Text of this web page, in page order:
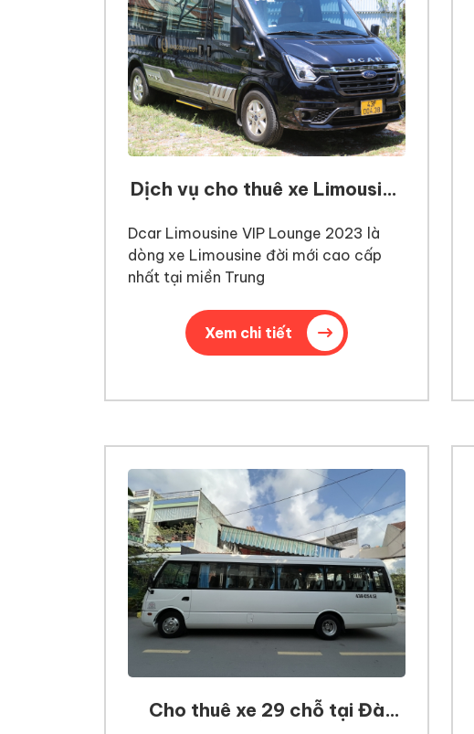
Dịch vụ cho thuê xe Limousine
Nẵng
Dcar Limousine VIP Lounge 2023 là
dòng xe Limousine đời mới cao cấp
nhất tại miền Trung
Xem chi tiết
Cho thuê xe 29 chỗ tại Đà